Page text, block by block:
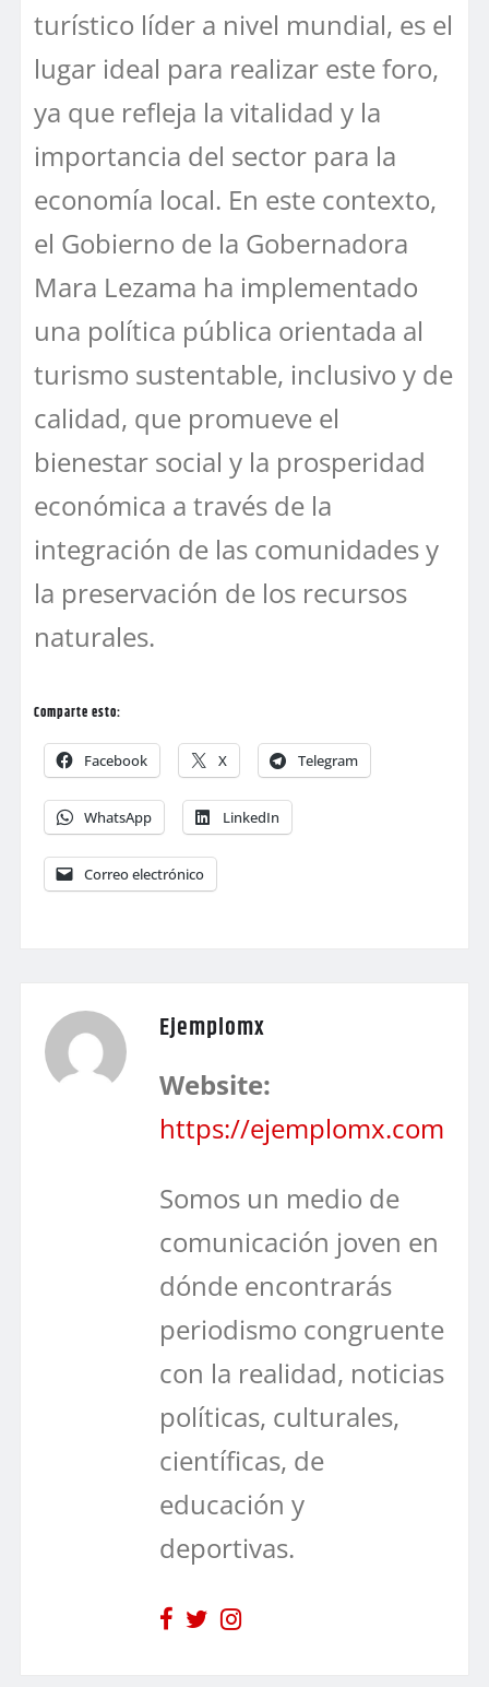
turístico líder a nivel mundial, es el
lugar ideal para realizar este foro,
ya que refleja la vitalidad y la
importancia del sector para la
economía local. En este contexto,
el Gobierno de la Gobernadora
Mara Lezama ha implementado
una política pública orientada al
turismo sustentable, inclusivo y de
calidad, que promueve el
bienestar social y la prosperidad
económica a través de la
integración de las comunidades y
la preservación de los recursos
naturales.
Comparte esto:
Facebook X Telegram
WhatsApp LinkedIn
Correo electrónico
Ejemplomx
Website:
https://ejemplomx.com
Somos un medio de
comunicación joven en
dónde encontrarás
periodismo congruente
con la realidad, noticias
políticas, culturales,
científicas, de
educación y
deportivas.